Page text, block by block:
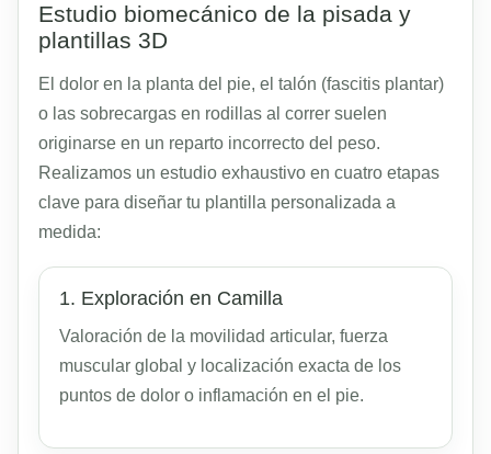
Estudio biomecánico de la pisada y
plantillas 3D
El dolor en la planta del pie, el talón (fascitis plantar)
o las sobrecargas en rodillas al correr suelen
originarse en un reparto incorrecto del peso.
Realizamos un estudio exhaustivo en cuatro etapas
clave para diseñar tu plantilla personalizada a
medida:
1. Exploración en Camilla
Valoración de la movilidad articular, fuerza
muscular global y localización exacta de los
puntos de dolor o inflamación en el pie.